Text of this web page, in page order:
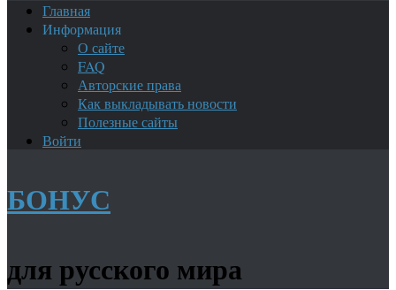
Главная
Информация
О сайте
FAQ
Авторские права
Как выкладывать новости
Полезные сайты
Войти
БОНУС
для русского мира